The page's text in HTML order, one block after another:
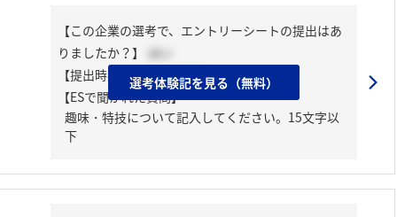
【この企業の選考で、エントリーシートの提出はあ
りましたか？】
はい
【提出時期】 2024年07月中旬
【ESで聞かれた質問】
趣味・特技について記入してください。15文字以
下
選考体験記を見る（無料）